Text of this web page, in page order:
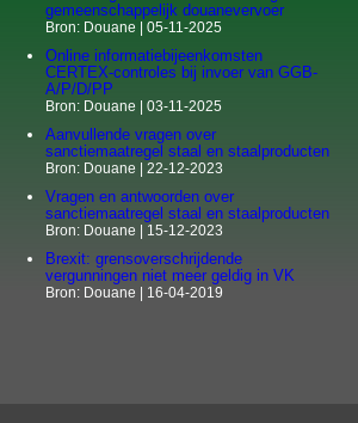
gemeenschappelijk douanevervoer
Bron: Douane 05-11-2025
Online informatiebijeenkomsten
CERTEX-controles bij invoer van GGB-
A/P/D/PP
Bron: Douane 03-11-2025
Aanvullende vragen over
sanctiemaatregel staal en staalproducten
Bron: Douane 22-12-2023
Vragen en antwoorden over
sanctiemaatregel staal en staalproducten
Bron: Douane 15-12-2023
Brexit: grensoverschrijdende
vergunningen niet meer geldig in VK
Bron: Douane 16-04-2019